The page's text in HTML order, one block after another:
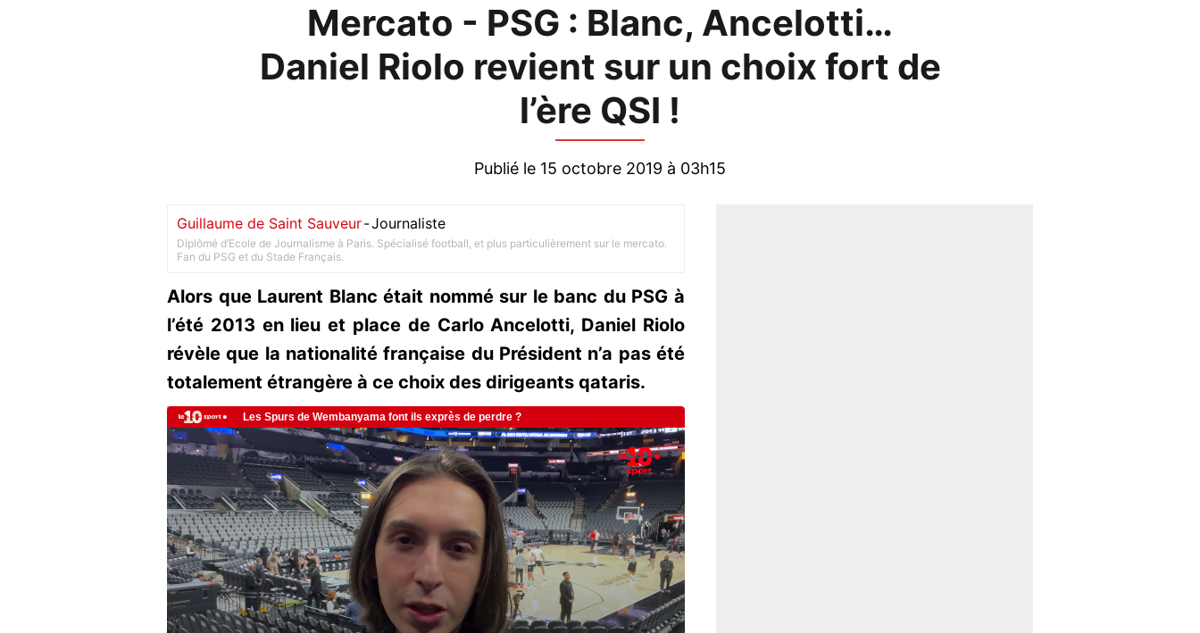
Mercato - PSG : Blanc, Ancelotti…
Daniel Riolo revient sur un choix fort de
l’ère QSI !
Publié le 15 octobre 2019 à 03h15
Guillaume de Saint Sauveur-Journaliste
Diplômé d’Ecole de Journalisme à Paris. Spécialisé football, et plus particulièrement sur le mercato.
Fan du PSG et du Stade Français.
Alors que Laurent Blanc était nommé sur le banc du PSG à
l’été 2013 en lieu et place de Carlo Ancelotti, Daniel Riolo
révèle que la nationalité française du Président n’a pas été
totalement étrangère à ce choix des dirigeants qataris.